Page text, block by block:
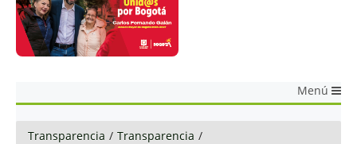
Menú
Transparencia / Transparencia /